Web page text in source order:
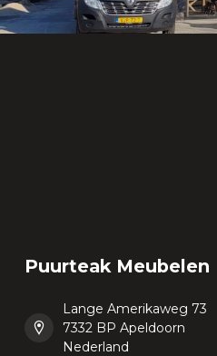
Puurteak Meubelen
Lange Amerikaweg 73
7332 BP Apeldoorn
Nederland